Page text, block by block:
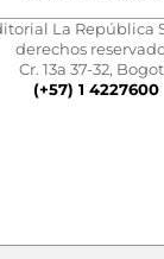
La República
derechos
Cr. 13a 37-32,
(+57) 1 4227600